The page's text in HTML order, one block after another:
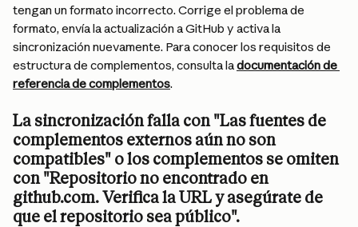
tengan un formato incorrecto. Corrige el problema de
formato, envía la actualización a GitHub y activa la
sincronización nuevamente. Para conocer los requisitos de
estructura de complementos, consulta la documentación de
referencia de complementos.
La sincronización falla con "Las fuentes de
complementos externos aún no son
compatibles" o los complementos se omiten
con "Repositorio no encontrado en
github.com. Verifica la URL y asegúrate de
que el repositorio sea público".